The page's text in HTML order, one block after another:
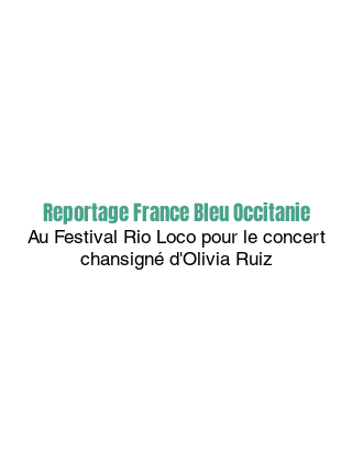
Reportage France Bleu Occitanie
Au Festival Rio Loco pour le concert
chansigné d'Olivia Ruiz